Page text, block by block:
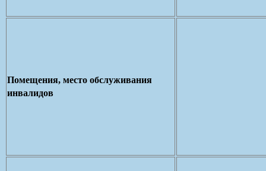
Помещения, место обслуживания
инвалидов